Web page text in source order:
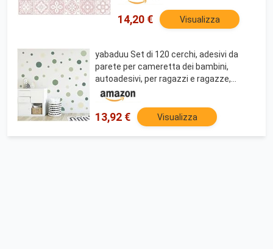
decalcomanie, decorazioni per la
cucina, idee per il bagno
14,20 € Visualizza
yabaduu Set di 120 cerchi, adesivi da
parete per cameretta dei bambini,
autoadesivi, per ragazzi e ragazze,
pastello Y068-12 (verde foresta)
13,92 € Visualizza